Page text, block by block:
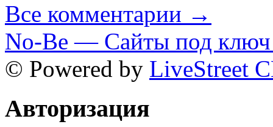
Все комментарии →
No-Be — Сайты под ключ
© Powered by LiveStreet
Авторизация